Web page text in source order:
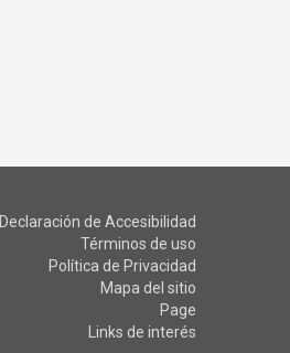
Declaración de Accesibilidad
Términos de uso
Política de Privacidad
Mapa del sitio
Page
Links de interés